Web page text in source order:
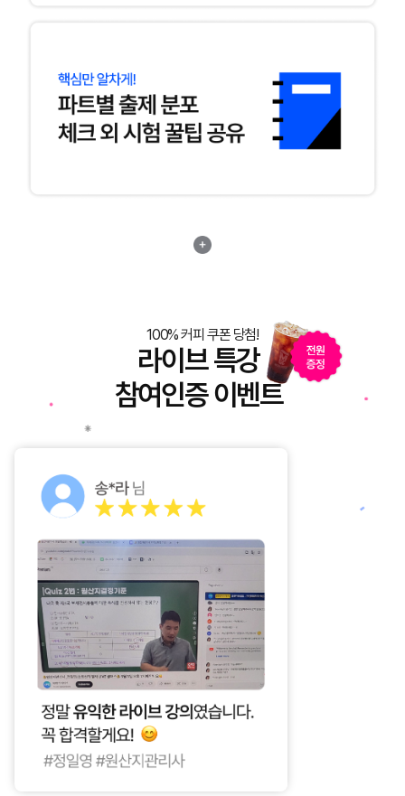
100% 커피 쿠폰 당첨!
라이브 특강
참여인증 이벤트